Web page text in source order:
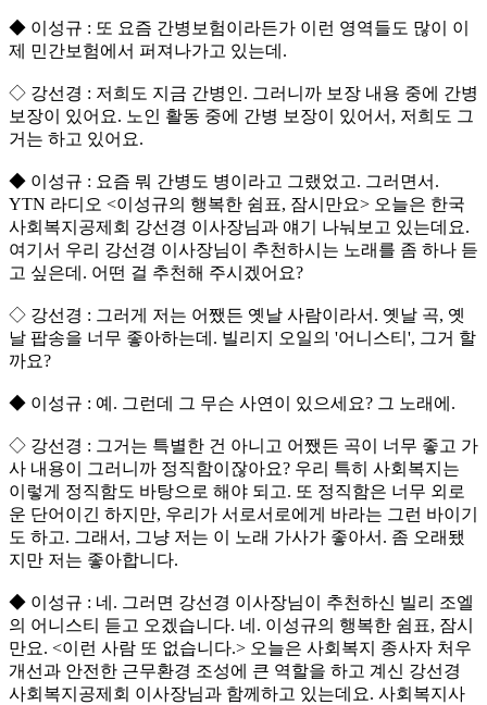
◆ 이성규 : 또 요즘 간병보험이라든가 이런 영역들도 많이 이
제 민간보험에서 퍼져나가고 있는데.
◇ 강선경 : 저희도 지금 간병인. 그러니까 보장 내용 중에 간병
보장이 있어요. 노인 활동 중에 간병 보장이 있어서, 저희도 그
거는 하고 있어요.
◆ 이성규 : 요즘 뭐 간병도 병이라고 그랬었고. 그러면서.
YTN 라디오 <이성규의 행복한 쉼표, 잠시만요> 오늘은 한국
사회복지공제회 강선경 이사장님과 얘기 나눠보고 있는데요.
여기서 우리 강선경 이사장님이 추천하시는 노래를 좀 하나 듣
고 싶은데. 어떤 걸 추천해 주시겠어요?
◇ 강선경 : 그러게 저는 어쨌든 옛날 사람이라서. 옛날 곡, 옛
날 팝송을 너무 좋아하는데. 빌리지 오일의 '어니스티', 그거 할
까요?
◆ 이성규 : 예. 그런데 그 무슨 사연이 있으세요? 그 노래에.
◇ 강선경 : 그거는 특별한 건 아니고 어쨌든 곡이 너무 좋고 가
사 내용이 그러니까 정직함이잖아요? 우리 특히 사회복지는
이렇게 정직함도 바탕으로 해야 되고. 또 정직함은 너무 외로
운 단어이긴 하지만, 우리가 서로서로에게 바라는 그런 바이기
도 하고. 그래서, 그냥 저는 이 노래 가사가 좋아서. 좀 오래됐
지만 저는 좋아합니다.
◆ 이성규 : 네. 그러면 강선경 이사장님이 추천하신 빌리 조엘
의 어니스티 듣고 오겠습니다. 네. 이성규의 행복한 쉼표, 잠시
만요. <이런 사람 또 없습니다.> 오늘은 사회복지 종사자 처우
개선과 안전한 근무환경 조성에 큰 역할을 하고 계신 강선경
사회복지공제회 이사장님과 함께하고 있는데요. 사회복지사